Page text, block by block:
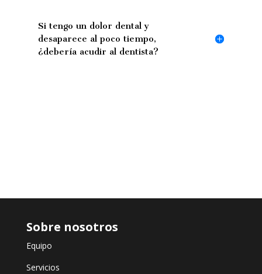
Si tengo un dolor dental y
desaparece al poco tiempo,
¿debería acudir al dentista?
Sobre nosotros
Equipo
Servicios